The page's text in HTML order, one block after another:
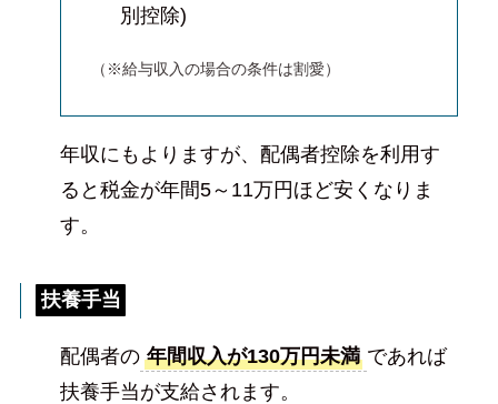
別控除)
（※給与収入の場合の条件は割愛）
年収にもよりますが、配偶者控除を利用す
ると税金が年間5～11万円ほど安くなりま
す。
扶養手当
配偶者の 年間収入が130万円未満 であれば
扶養手当が支給されます。